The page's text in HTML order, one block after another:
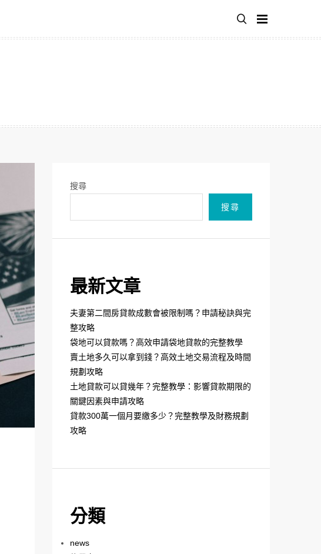
搜尋
搜尋
最新文章
夫妻第二間房貸款成數會被限制嗎？申請秘訣與完
整攻略
袋地可以貸款嗎？高效申請袋地貸款的完整教學
賣土地多久可以拿到錢？高效土地交易流程及時間
規劃攻略
土地貸款可以貸幾年？完整教學：影響貸款期限的
關鍵因素與申請攻略
貸款300萬一個月要繳多少？完整教學及財務規劃
攻略
分類
news